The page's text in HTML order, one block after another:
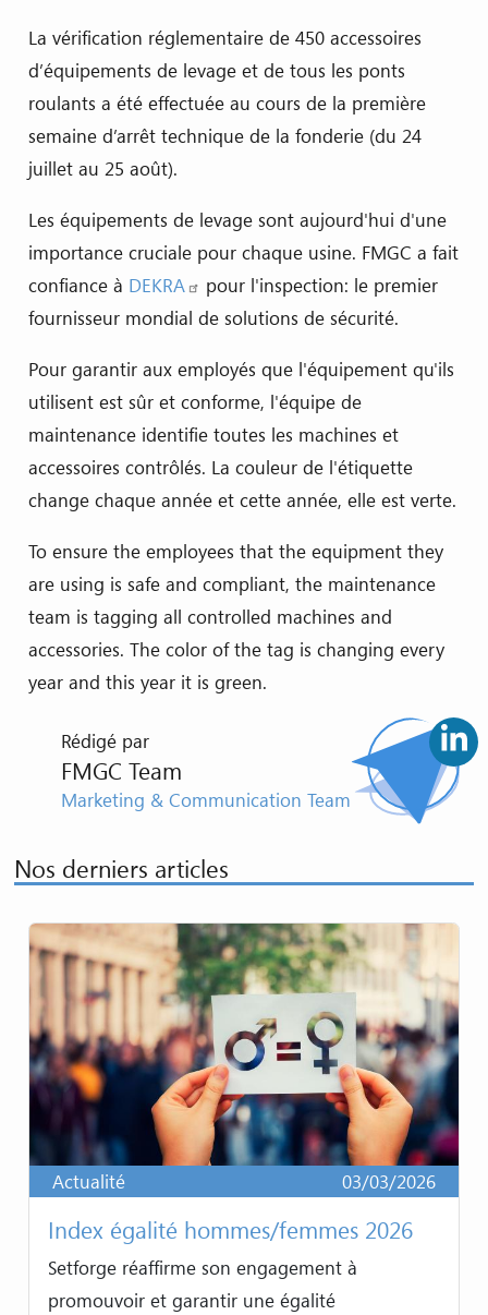
La vérification réglementaire de 450 accessoires
d’équipements de levage et de tous les ponts
roulants a été effectuée au cours de la première
semaine d’arrêt technique de la fonderie (du 24
juillet au 25 août).
Les équipements de levage sont aujourd'hui d'une
importance cruciale pour chaque usine. FMGC a fait
confiance à DEKRA
pour l'inspection: le premier
fournisseur mondial de solutions de sécurité.
Pour garantir aux employés que l'équipement qu'ils
utilisent est sûr et conforme, l'équipe de
maintenance identifie toutes les machines et
accessoires contrôlés. La couleur de l'étiquette
change chaque année et cette année, elle est verte.
To ensure the employees that the equipment they
are using is safe and compliant, the maintenance
team is tagging all controlled machines and
accessories. The color of the tag is changing every
year and this year it is green.
Rédigé par
FMGC Team
Marketing & Communication Team
Nos derniers articles
Actualité 03/03/2026
Index égalité hommes/femmes 2026
Setforge réaffirme son engagement à
promouvoir et garantir une égalité